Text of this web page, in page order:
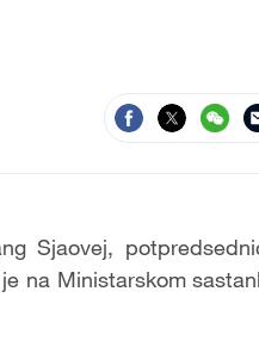
Sjaovej,
na Ministarskom